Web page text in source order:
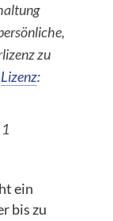
zu
Lizenz:
ein
bis zu